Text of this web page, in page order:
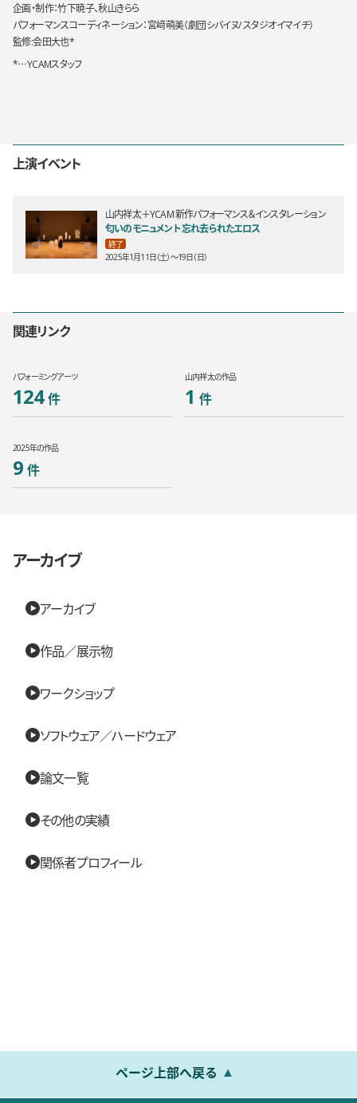
企画・制作：竹下暁子、秋山きらら
パフォーマンスコーディネーション：宮﨑萌美（劇団シバイヌ/ スタジオイマイチ）
監修:会田大也*
*…YCAMスタッフ
上演イベント
山内祥太＋YCAM 新作パフォーマンス＆インスタレーション
匂いのモニュメント 忘れ去られたエロス
終了
2025年1月11日（土）〜19日（日）
関連リンク
パフォーミングアーツ
124
山内祥太の作品
1
2025年の作品
9
アーカイブ
アーカイブ
作品／展示物
ワークショップ
ソフトウェア／ハードウェア
論文一覧
その他の実績
関係者プロフィール
ページ上部へ戻る